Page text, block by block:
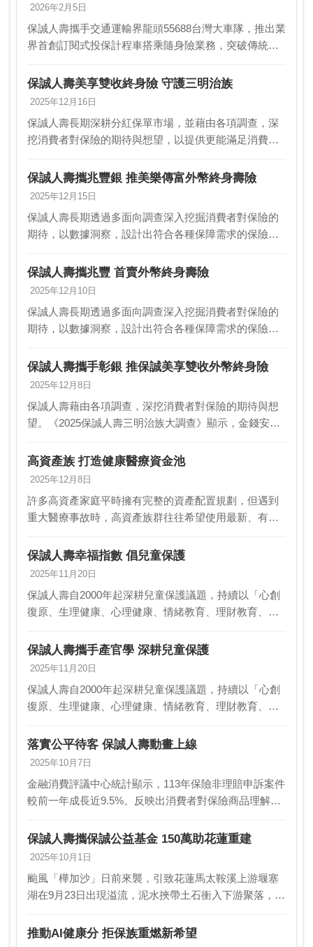
2026年2月5日
保誠人壽攜手交通運輸界龍頭55688台灣大車隊，推出業
界首創訂閱式投保計程車搭乘隨身險業務，突破傳統保
人身保險，打造一站式保險保障體驗。民眾只要透…
保誠人壽美享雙收終身險 守護三明治族
2025年12月16日
保誠人壽長期深耕分紅保單市場，並藉由各項調查，深
挖消費者對保險的期待與想望，以提供更能滿足消費者
查》顯示，金錢安全感為三明治族重視的三大核心價值
之一…
保誠人壽攜兆豐銀 推美樂傳富外幣終身壽險
2025年12月15日
保誠人壽長期透過多面向調查深入挖掘消費者對保險的
期待，以數據洞察，設計出符合各種保障需求的保險商
族對健康最大的擔憂，如老人癡呆及阿茲海默症等神經
系…
保誠人壽攜兆豐 首賣外幣終身壽險
2025年12月10日
保誠人壽長期透過多面向調查深入挖掘消費者對保險的
期待，以數據洞察，設計出符合各種保障需求的保險商
族對健康最大的擔憂，如老人癡呆及阿茲海默症等神經
系…
保誠人壽攜手彰銀 推保誠美享雙收外幣終身險
2025年12月8日
保誠人壽藉由各項調查，深挖消費者對保險的期待與想
望。《2025保誠人壽三明治族大調查》顯示，金錢安全
者訴求，保誠人壽攜手彰化銀行推出首賣商品「保誠人
壽…
高資產族 打造健康醫療資金池
2025年12月8日
許多高資產家庭平時擁有完整的資產配置規劃，但遇到
重大醫療事故時，高資產族群往往希望使用最新、有效
的醫療費用，導致打亂原先的長期資產規劃的問題。高
資產族…
保誠人壽幸福指數 倡兒童保護
2025年11月20日
保誠人壽自2000年起深耕兒童保護議題，持續以「心創
復原、生理健康、心理健康、情緒教育、理財教育、數
政府、學界，以及非政府組織與非營利組織夥伴，號召
社…
保誠人壽攜手產官學 深耕兒童保護
2025年11月20日
保誠人壽自2000年起深耕兒童保護議題，持續以「心創
復原、生理健康、心理健康、情緒教育、理財教育、數
政府、學界，以及非政府組織與非營利組織夥伴，號召
社…
落實公平待客 保誠人壽動畫上線
2025年10月7日
金融消費評議中心統計顯示，113年保險非理賠申訴案件
較前一年成長近9.5%。反映出消費者對保險商品理解不
2023年推出「商品簡介友善閱讀服務」以及「保險…
保誠人壽攜保誠公益基金 150萬助花蓮重建
2025年10月1日
颱風「樺加沙」日前來襲，引致花蓮馬太鞍溪上游堰塞
湖在9月23日出現溢流，泥水挾帶土石衝入下游聚落，地
壽宣布，攜手保誠公益基金（Prudence Fou…
推動AI健康分 拒保族重燃新希望